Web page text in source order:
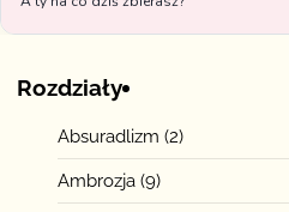
Rozdziały
Absuradlizm (2)
Ambrozja (9)